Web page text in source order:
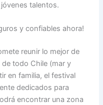
talentos.
y confiables ahora!
reunir lo mejor de
todo Chile (mar y
en familia, el festival
dedicados para
encontrar una zona